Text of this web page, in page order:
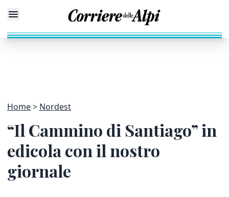
Home Nordest
“Il Cammino di Santiago” in
edicola con il nostro
giornale